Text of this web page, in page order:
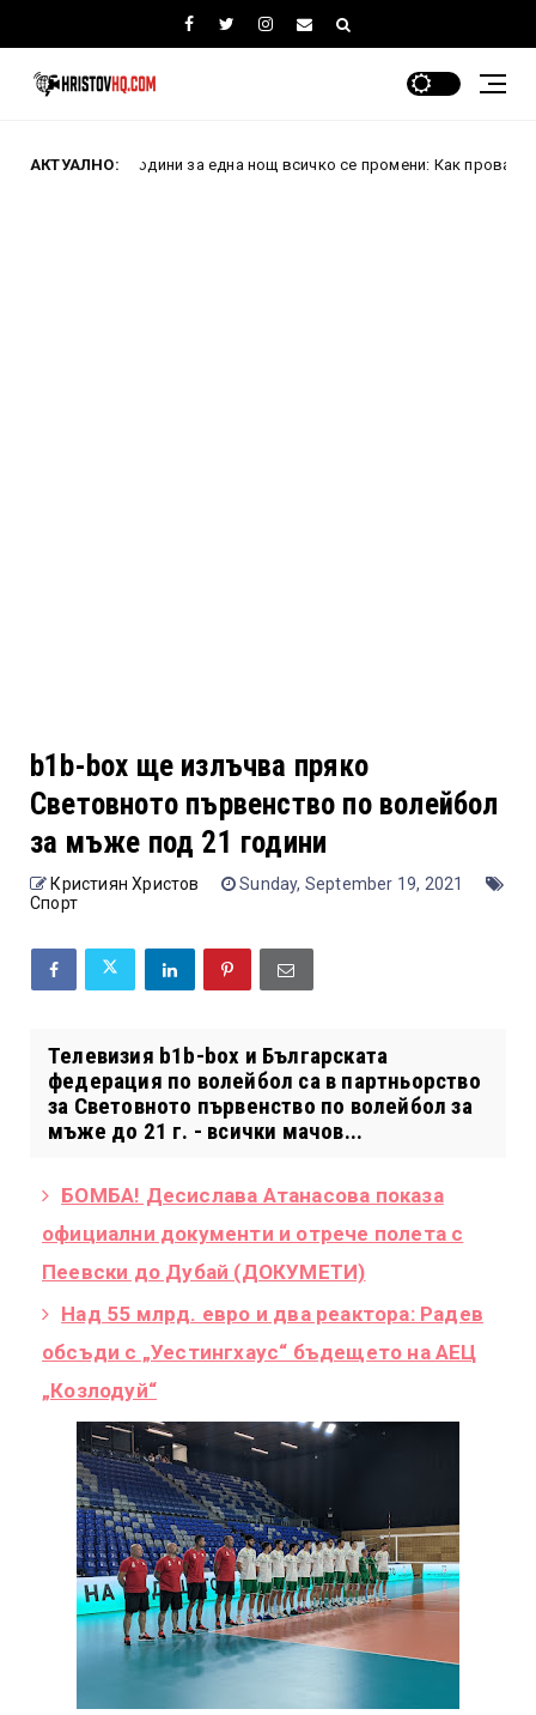
АКТУАЛНО:
години за една нощ всичко се промени: Как проваленият преврат
b1b-box ще излъчва пряко
Световното първенство по волейбол
за мъже под 21 години
Кристиян Христов
Sunday, September 19, 2021
Спорт
Телевизия b1b-box и Българската
федерация по волейбол са в партньорство
за Световното първенство по волейбол за
мъже до 21 г. - всички мачов...
БОМБА! Десислава Атанасова показа
официални документи и отрече полета с
Пеевски до Дубай (ДОКУМЕТИ)
Над 55 млрд. евро и два реактора: Радев
обсъди с „Уестингхаус“ бъдещето на АЕЦ
„Козлодуй“